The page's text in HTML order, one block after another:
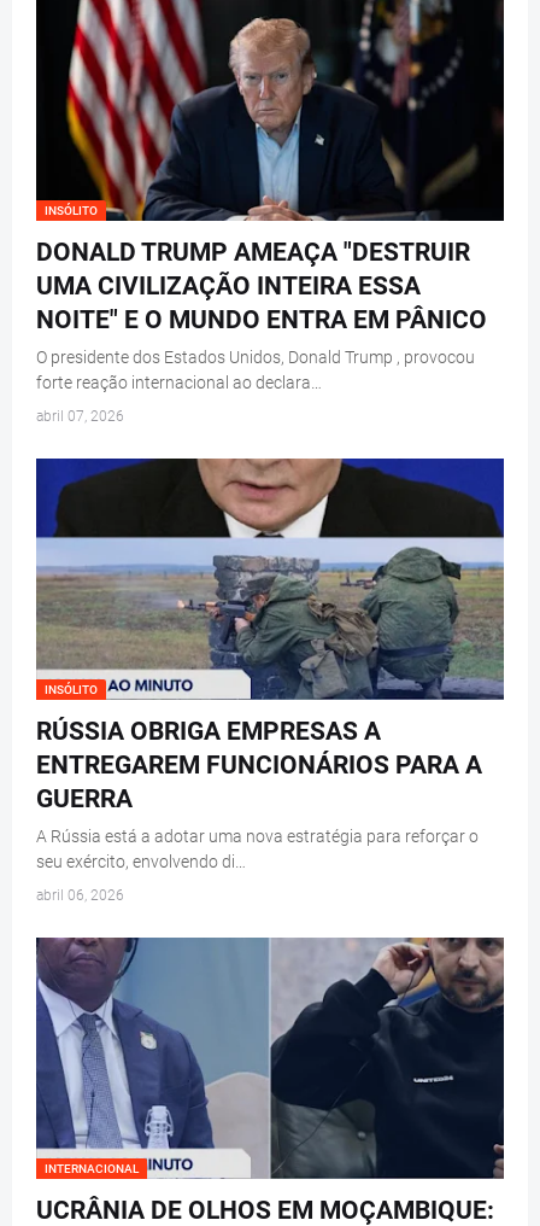
INSÓLITO
DONALD TRUMP AMEAÇA "DESTRUIR
UMA CIVILIZAÇÃO INTEIRA ESSA
NOITE" E O MUNDO ENTRA EM PÂNICO
O presidente dos Estados Unidos, Donald Trump , provocou
forte reação internacional ao declara…
abril 07, 2026
INSÓLITO
RÚSSIA OBRIGA EMPRESAS A
ENTREGAREM FUNCIONÁRIOS PARA A
GUERRA
A Rússia está a adotar uma nova estratégia para reforçar o
seu exército, envolvendo di…
abril 06, 2026
INTERNACIONAL
UCRÂNIA DE OLHOS EM MOÇAMBIQUE: